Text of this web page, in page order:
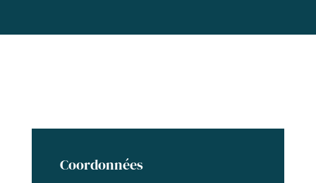
Coordonnées